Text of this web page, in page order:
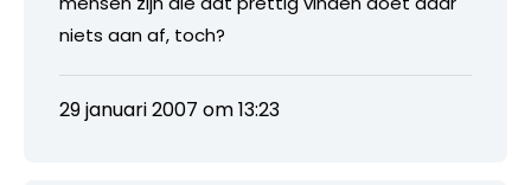
niets aan af, toch?
29 januari 2007 om 13:23